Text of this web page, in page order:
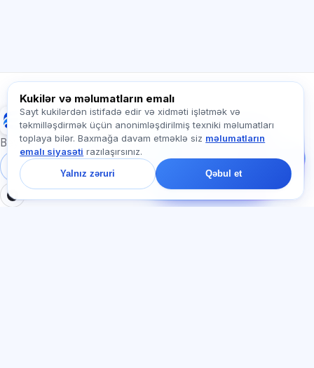
Exalify
Beynəlxalq dil imtahanlarına hazırlıq
Daxil ol
Qeydiyyat
Bizə yazın!
Tariflər, imtahanlar və
barədə soruşun — çatda
bir dəqiqə ərzində
cavab veririk.
Kukilər və məlumatların emalı
Sayt kukilərdən istifadə edir və xidməti işlətmək və
təkmilləşdirmək üçün anonimləşdirilmiş texniki məlumatları
toplaya bilər. Baxmağa davam etməklə siz məlumatların
emalı siyasəti razılaşırsınız.
Yalnız zəruri Qəbul et